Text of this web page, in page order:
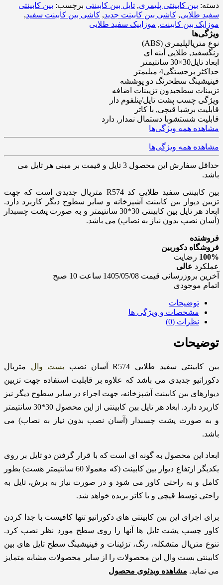
دسته: بین کابینتی پلیمری, تایل بین کابینتی برچسب: بین کابینتی
سفید طلایی, کاشی بین کابینت جدید, کاشی بین کابینت سفید,
موزایک بین کابینت, موزاییک سفید طلایی
ویژگی‌ها
نوع متریالپلیمری (ABS)
رنگسفید, طلایی آینه ای
ابعاد تایل30×30 سانتیمتر
حداکثر برجستگی4 میلیمتر
فینیشینگ سطحرنگ دو پوششه
تزیینات سطحبدون تزیینات اضافه
ویژگی چسب پشت تایل/پنلفوم دار
قابلیت برشبا قیچی, با کاتر
قابلیت شستشوبا دستمال نمدار, دارد
مشاهده همه ویژگی‌ها
مشاهده همه ویژگی‌ها
حداقل سفارش این محصول 3 تایل و قیمت بر مبنی هر تایل می
باشد.
بین کابینتی سفید طلایی کد R574 متریال جدیدی است که جهت
تزیین دیوار بین کابینت آشپزخانه و سایر سطوح دیگر کاربرد دارد.
ابعاد هر تایل بین کابینتی 30*30 سانتیمتر و به صورت پشت چسبدار
(آسان نصب بدون نیاز به نصاب) می باشد.
فروشنده
فروشگاه دکوربین
100% رضایت
عملکرد عالی
آخرین بروزرسانی قیمت 1405/05/08 ساعت 10 صبح
اتمام موجودی
توضیحات
مشخصات و ویژگی ها
نظرات (0)
توضیحات
بین کابینتی سفید طلایی R574 آسان نصب بست وال متریال
دکوراتیو جدیدی می باشد که علاوه بر قابلیت استفاده جهت تزیین
دیوارهای بین کابینت آشپزخانه، جهت اجراء در سایر سطوح دیگر نیز
کاربرد دارد. ابعاد هر تایل بین کابینتی از این محصول 30*30 سانتیمتر
و به صورت پشت چسبدار (آسان نصب بدون نیاز به نصاب) می
باشد.
ابعاد این محصول به گونه ای است که با قرار گرفتن دو تایل بر روی
یکدیگر ارتفاع دیوار بین کابینت (که معمولا 60 سانتیمتر هست) بطور
کامل و به راحتی کاور می شود و در صورت نیاز به برش، تایل به
راحتی توسط قیچی و یا کاتر بریده خواهد شد.
برای اجرای این بین کابینتی های دکوراتیو تنها کافیست با جدا کردن
کاور چسب پشت تایل ها آنها را روی سطح مورد نظر نصب کرد.
تنوع متریال متشکله، رنگ، تزئینات و فینیشینگ سطح تایل های بین
کابینتی بست وال این محصولات را از سایر محصولات مشابه متمایز
می نماید. مشاهده ویدئوی محصول